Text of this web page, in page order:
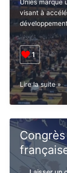
79e
session
de
l’assemblée
générale
de
l’ONU
La 79e
Unies marque
visant à
1
Les
de
la
caraïbe
présents
à
Lire la suite »
colonies